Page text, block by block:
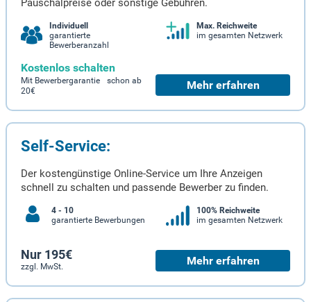
Individuell
garantierte
Bewerberanzahl
Max. Reichweite
im gesamten Netzwerk
Kostenlos schalten
Mit Bewerbergarantie schon ab
20€
Mehr erfahren
Self-Service:
Der kostengünstige Online-Service um Ihre Anzeigen
schnell zu schalten und passende Bewerber zu finden.
4 - 10
garantierte Bewerbungen
100% Reichweite
im gesamten Netzwerk
Nur 195€
zzgl. MwSt. Mehr erfahren